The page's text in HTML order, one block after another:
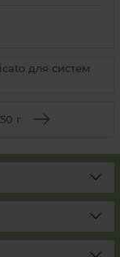
для систем
г